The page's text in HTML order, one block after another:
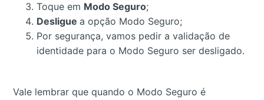
Toque em Modo Seguro;
Desliguea opção Modo Seguro;
Por segurança, vamos pedir a validação de
identidade para o Modo Seguro ser desligado.
Vale lembrar que quando o Modo Seguro é